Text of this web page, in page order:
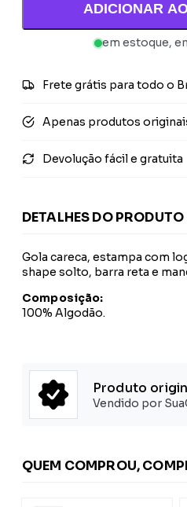
ADICIONAR
em estoque,
Frete grátis para todo o
Apenas produtos
Devolução fácil e gratuita
DETALHES DO PRODUTO
Gola careca, estampa com
shape solto, barra reta e
Composição:
100% Algodão.
Produto
Vendido por
QUEM COMPROU,